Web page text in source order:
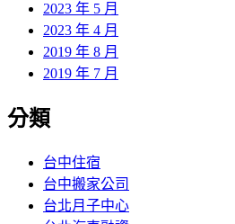
2023 年 5 月
2023 年 4 月
2019 年 8 月
2019 年 7 月
分類
台中住宿
台中搬家公司
台北月子中心